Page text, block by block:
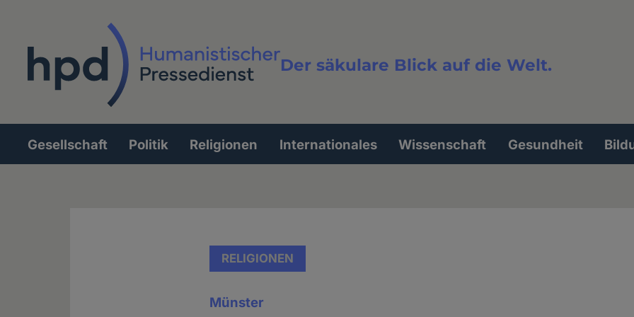
Der säkulare Blick auf die Welt.
Volltextsuche
Hauptnavigation
Gesellschaft Politik Religionen Internationales Wissenschaft Gesundheit
RELIGIONEN
Münster